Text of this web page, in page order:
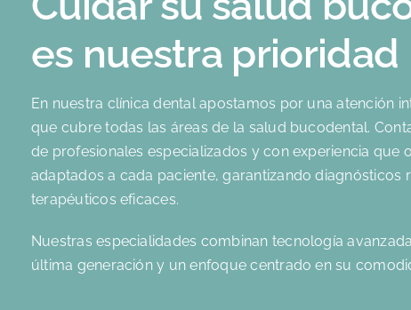
es nuestra prioridad
En nuestra clínica dental apostamos por una atención
que cubre todas las áreas de la salud bucodental.
de profesionales especializados y con experiencia que
adaptados a cada paciente, garantizando diagnósticos
terapéuticos eficaces.
Nuestras especialidades combinan tecnología
última generación y un enfoque centrado en su